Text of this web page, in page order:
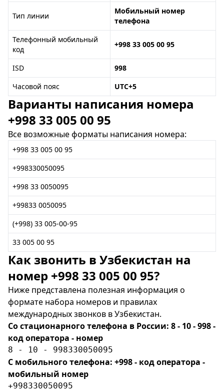
Тип линии
Мобильный номер
телефона
Телефонный мобильный
код
+998 33 005 00 95
ISD
998
Часовой пояс
UTC+5
Варианты написания номера
+998 33 005 00 95
Все возможные форматы написания номера:
+998 33 005 00 95
+998330050095
+998 33 0050095
+99833 0050095
(+998) 33 005-00-95
33 005 00 95
Как звонить в Узбекистан на
номер +998 33 005 00 95?
Ниже представлена полезная информация о
формате набора номеров и правилах
международных звонков в Узбекистан.
Со стационарного телефона в России: 8 - 10 - 998 -
код оператора - номер
8 - 10 - 998330050095
С мобильного телефона: +998 - код оператора -
мобильный номер
+998330050095